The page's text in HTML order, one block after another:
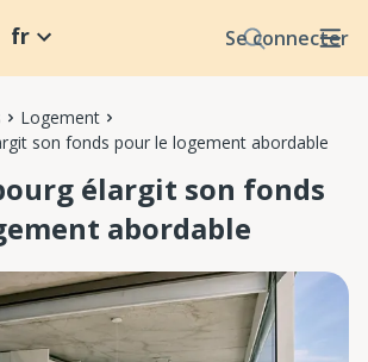
Se connecter
fr
Logement
son fonds pour le logement abordable
élargit son fonds
abordable